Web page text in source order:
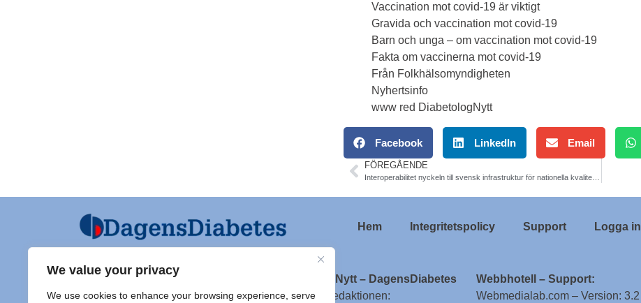
We value your privacy
We use cookies to enhance your browsing experience, serve
Vaccination mot covid-19 är viktigt
Gravida och vaccination mot covid-19
Barn och unga – om vaccination mot covid-19
Fakta om vaccinerna mot covid-19
Från Folkhälsomyndigheten
Nyhertsinfo
www red DiabetologNytt
Facebook LinkedIn Email
FÖREGÅENDE
Interoperabilitet nyckeln till svensk infrastruktur för nationella kvalitetsregister. Utredning
Hem Integritetspolicy Support Logga in
Ansvarig utgivare och Ordf SFD
Jarl Hellman
DiabetologNytt – DagensDiabetes
Adress till redaktionen:
Webbhotell – Support:
Webmedialab.com – Version: 3.2